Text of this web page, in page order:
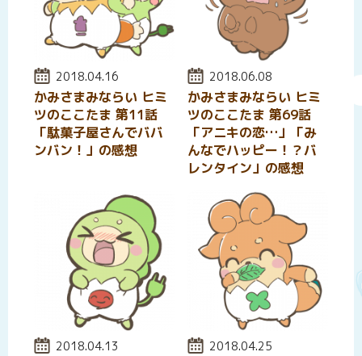
投稿日:
2018.04.16
かみさまみならい ヒミ
ツのここたま 第11話
「駄菓子屋さんでババ
ンバン！」の感想
投稿日:
2018.06.08
かみさまみならい ヒミ
ツのここたま 第69話
「アニキの恋…」「み
んなでハッピー！？バ
レンタイン」の感想
投稿日:
2018.04.13 投稿日:
2018.04.25